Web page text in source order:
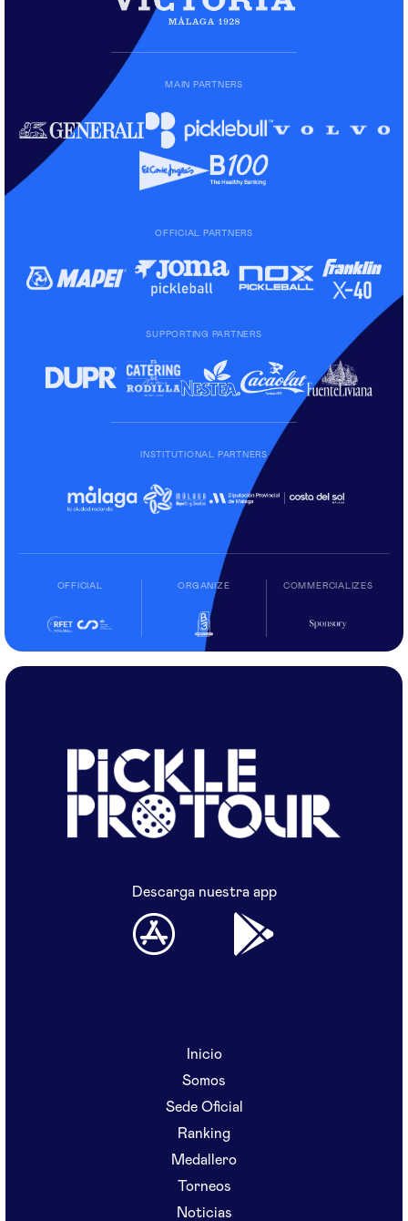
MAIN PARTNERS
OFFICIAL PARTNERS
SUPPORTING PARTNERS
INSTITUTIONAL PARTNERS
OFFICIAL ORGANIZE COMMERCIALIZES
Descarga nuestra app
Inicio
Somos
Sede Oficial
Ranking
Medallero
Torneos
Noticias